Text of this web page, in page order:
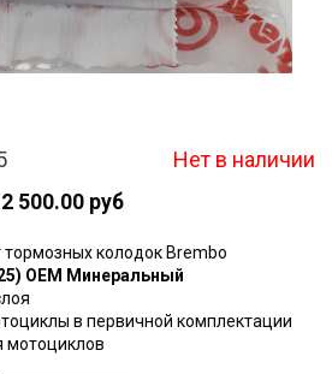
Нет в наличии
2 500.00 руб
тормозных колодок Brembo
OEM Минеральный
в первичной комплектации
мотоциклов